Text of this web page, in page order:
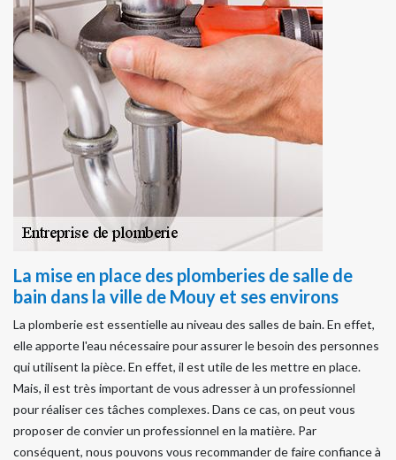
La mise en place des plomberies de salle de
bain dans la ville de Mouy et ses environs
La plomberie est essentielle au niveau des salles de bain. En effet,
elle apporte l'eau nécessaire pour assurer le besoin des personnes
qui utilisent la pièce. En effet, il est utile de les mettre en place.
Mais, il est très important de vous adresser à un professionnel
pour réaliser ces tâches complexes. Dans ce cas, on peut vous
proposer de convier un professionnel en la matière. Par
conséquent, nous pouvons vous recommander de faire confiance à